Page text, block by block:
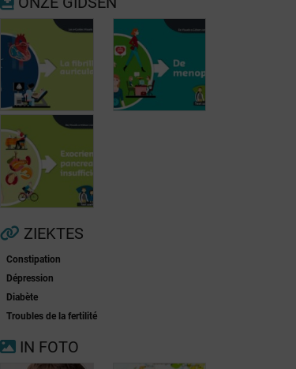
Voorkamerfibrillatie
Exocriene
pancreas-
ZIEKTES
Constipation
Dépression
Diabète
Troubles de la fertilité
IN FOTO